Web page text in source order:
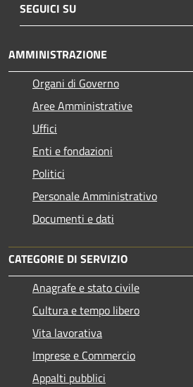
SEGUICI SU
AMMINISTRAZIONE
Organi di Governo
Aree Amministrative
Uffici
Enti e fondazioni
Politici
Personale Amministrativo
Documenti e dati
CATEGORIE DI SERVIZIO
Anagrafe e stato civile
Cultura e tempo libero
Vita lavorativa
Imprese e Commercio
Appalti pubblici